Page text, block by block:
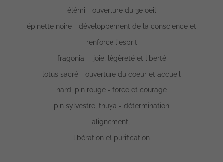
élémi - ouverture du 3e oeil
épinette noire - développement de la conscience et
renforce l'esprit
fragonia - joie, légèreté et liberté
lotus sacré - ouverture du coeur et accueil
nard, pin rouge - force et courage
pin sylvestre, thuya - détermination
alignement,
libération et purification